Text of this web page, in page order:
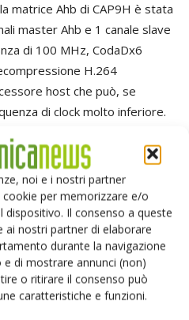
noi e i nostri partner
per memorizzare e/o
dispositivo. Il consenso a queste
nostri partner di elaborare
durante la navigazione
di mostrare annunci (non)
o ritirare il consenso può
caratteristiche e funzioni.
matrice Ahb di CAP9H è stata
master Ahb e 1 canale slave
di 100 MHz, CodaDx6
H.264
host che può, se
di clock molto inferiore.
software, che
maggiore da parte del
che potrebbe precludere lo
parte di quest’ultimo. Una
dell’architettura Dma di
più trasferimenti dati
di banda senza penalizzare
host Arm9. Per esempio